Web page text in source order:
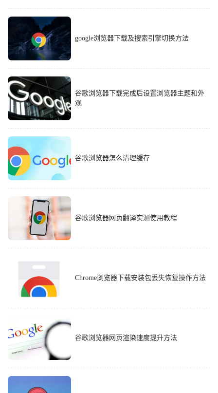
google浏览器下载及搜索引擎切换方法
谷歌浏览器下载完成后设置浏览器主题和外
观
谷歌浏览器怎么清理缓存
谷歌浏览器网页翻译实测使用教程
Chrome浏览器下载安装包丢失恢复操作方法
谷歌浏览器网页渲染速度提升方法